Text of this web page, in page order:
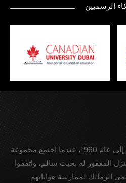
الرسميين
يعود تاريخ تأسيس نادي الوصل إلى عام 1960، عندما اجتمع مجموعة
المغفور له بخيت سالم، واتفقوا
الزمالك لممارسة هواياتهم